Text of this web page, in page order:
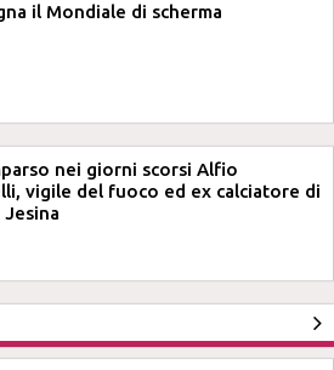
il Mondiale di scherma
nei giorni scorsi Alfio
vigile del fuoco ed ex calciatore di